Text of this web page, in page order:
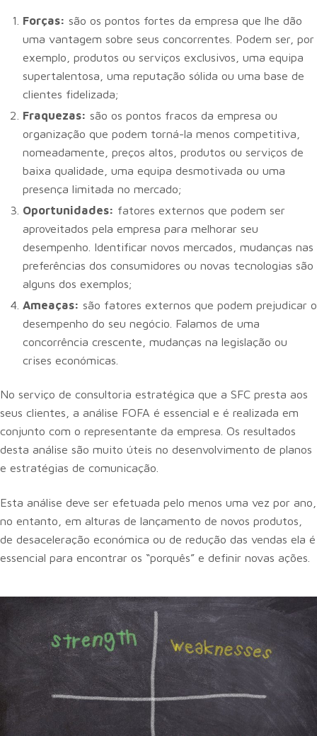
Forças: são os pontos fortes da empresa que lhe dão
uma vantagem sobre seus concorrentes. Podem ser, por
exemplo, produtos ou serviços exclusivos, uma equipa
supertalentosa, uma reputação sólida ou uma base de
clientes fidelizada;
Fraquezas: são os pontos fracos da empresa ou
organização que podem torná-la menos competitiva,
nomeadamente, preços altos, produtos ou serviços de
baixa qualidade, uma equipa desmotivada ou uma
presença limitada no mercado;
Oportunidades: fatores externos que podem ser
aproveitados pela empresa para melhorar seu
desempenho. Identificar novos mercados, mudanças nas
preferências dos consumidores ou novas tecnologias são
alguns dos exemplos;
Ameaças: são fatores externos que podem prejudicar o
desempenho do seu negócio. Falamos de uma
concorrência crescente, mudanças na legislação ou
crises económicas.
No serviço de consultoria estratégica que a SFC presta aos
seus clientes, a análise FOFA é essencial e é realizada em
conjunto com o representante da empresa. Os resultados
desta análise são muito úteis no desenvolvimento de planos
e estratégias de comunicação.
Esta análise deve ser efetuada pelo menos uma vez por ano,
no entanto, em alturas de lançamento de novos produtos,
de desaceleração económica ou de redução das vendas ela é
essencial para encontrar os “porquês” e definir novas ações.